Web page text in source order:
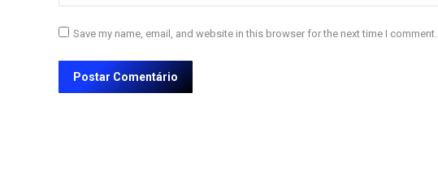
Save my name, email, and website in this browser for the next time I comment.
Postar Comentário